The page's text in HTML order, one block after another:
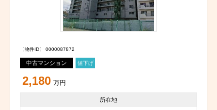
〔物件ID〕 0000087872
中古マンション 値下げ
2,180 万円
所在地